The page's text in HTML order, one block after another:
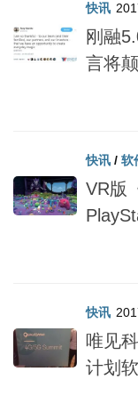
快讯
刚融
言将
快讯 / 软
VR版
快讯
唯见
计划